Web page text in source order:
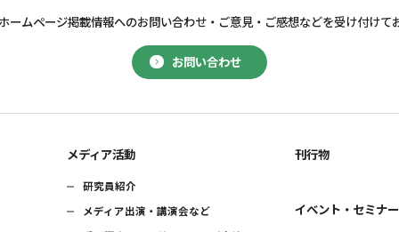
お問い合わせ
ームページ掲載情報へのお問い合わせ・ ご意見・ご感想などを受け付けて
メディア活動
研究員紹介
メディア出演・講演会など
刊行物
イベント・セミナー